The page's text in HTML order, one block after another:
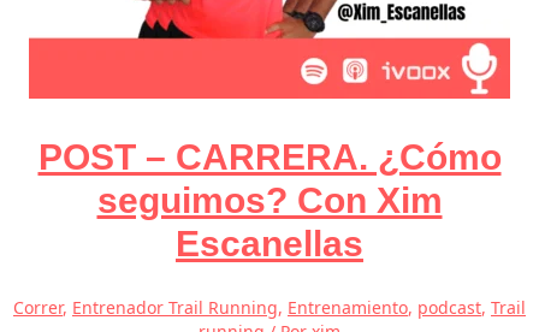
POST – CARRERA. ¿Cómo
seguimos? Con Xim
Escanellas
Correr, Entrenador Trail Running, Entrenamiento, podcast, Trail